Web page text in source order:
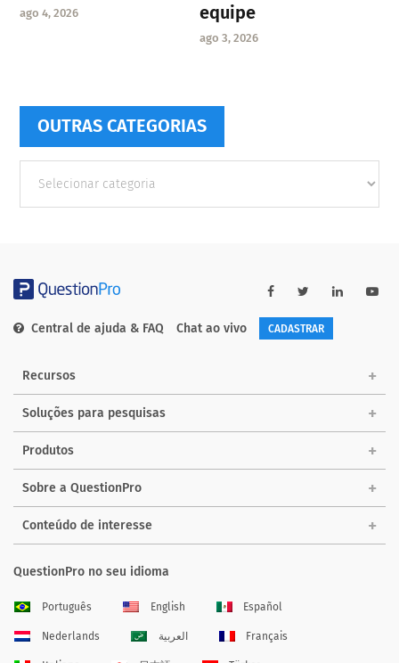
ago 4, 2026
equipe
ago 3, 2026
OUTRAS CATEGORIAS
Categorias
Central de ajuda & FAQ Chat ao vivo CADASTRAR
Recursos
Soluções para pesquisas
Produtos
Sobre a QuestionPro
Conteúdo de interesse
QuestionPro no seu idioma
Português English Español
Nederlands العربية Français